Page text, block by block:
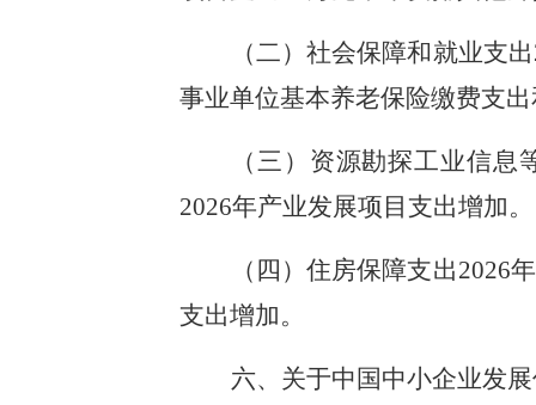
（二）社会保障和就业支
事业单位基本养老保险缴费支
（三）资源勘探工业信
2026年产业发展项目支出增加。
（四）住房保障支出2026
支出增加。
六、关于中国中小企业发